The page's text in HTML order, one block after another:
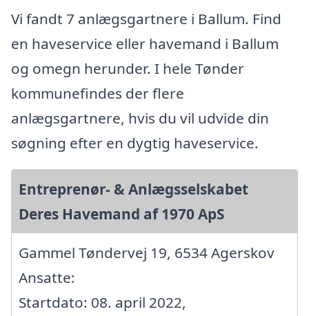
Vi fandt 7 anlægsgartnere i Ballum. Find
en haveservice eller havemand i Ballum
og omegn herunder. I hele Tønder
kommunefindes der flere
anlægsgartnere, hvis du vil udvide din
søgning efter en dygtig haveservice.
Entreprenør- & Anlægsselskabet
Deres Havemand af 1970 ApS
Gammel Tøndervej 19, 6534 Agerskov
Ansatte:
Startdato: 08. april 2022,